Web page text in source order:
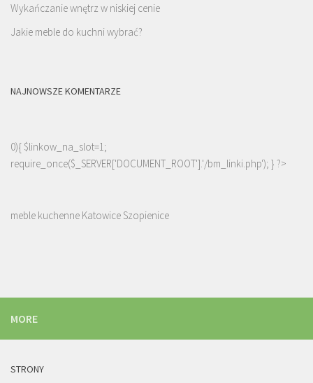
Wykańczanie wnętrz w niskiej cenie
Jakie meble do kuchni wybrać?
NAJNOWSZE KOMENTARZE
0){ $linkow_na_slot=1;
require_once($_SERVER['DOCUMENT_ROOT'].'/bm_linki.php'); } ?>
meble kuchenne Katowice Szopienice
MORE
STRONY